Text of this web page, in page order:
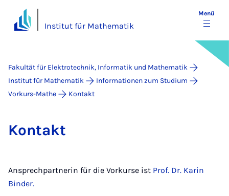
Institut für Mathematik
Menü
Fakultät für Elektrotechnik, Informatik und Mathematik
Institut für Mathematik
Informationen zum Studium
Vorkurs-Mathe
Kontakt
Kon­takt
Ansprechpartnerin für die Vorkurse ist Prof. Dr. Karin
Binder.